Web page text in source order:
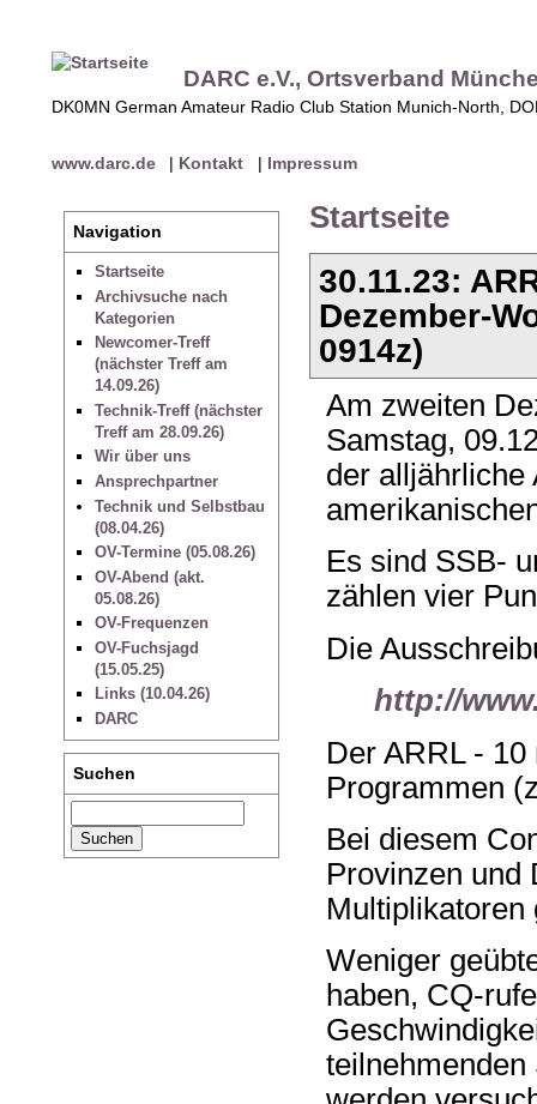
DARC e.V., Ortsverband
DK0MN German Amateur Radio Club Station Munich-North,
www.darc.de | Kontakt | Impressum
Navigation
Startseite
Archivsuche nach
Kategorien
Newcomer-Treff
(nächster Treff am
14.09.26)
Technik-Treff (nächster
Treff am 28.09.26)
Wir über uns
Ansprechpartner
Technik und Selbstbau
(08.04.26)
OV-Termine (05.08.26)
OV-Abend (akt.
05.08.26)
OV-Frequenzen
OV-Fuchsjagd
(15.05.25)
Links (10.04.26)
DARC
Suchen
Startseite
30.11.23:
Dezember-
0914z)
Am zweiten
Samstag,
der alljährliche
Es sind SSB-
zählen vier
Die
http://
Der ARRL -
Programmen
Bei diesem
Provinzen und
Multiplikatoren
Weniger
haben, CQ-
teilnehmenden